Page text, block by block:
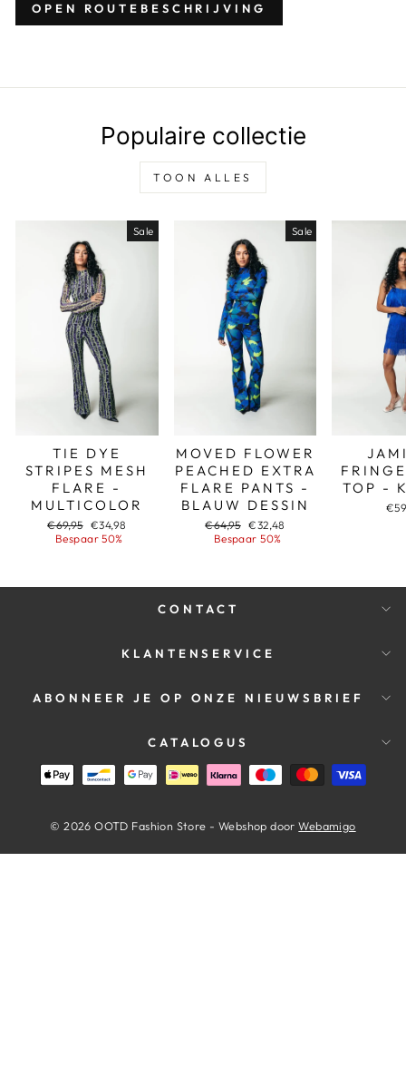
OPEN ROUTEBESCHRIJVING
Populaire collectie
TOON ALLES
Sale
TIE DYE
STRIPES MESH
FLARE -
MULTICOLOR
Adviesprijs
€69,95 Aanbiedingsprijs
€34,98
Bespaar 50%
Sale
MOVED FLOWER
PEACHED EXTRA
FLARE PANTS -
BLAUW DESSIN
Adviesprijs
€64,95 Aanbiedingsprijs
€32,48
Bespaar 50%
TOP -
CONTACT
KLANTENSERVICE
ABONNEER JE OP ONZE NIEUWSBRIEF
CATALOGUS
© 2026 OOTD Fashion Store - Webshop doorWebamigo